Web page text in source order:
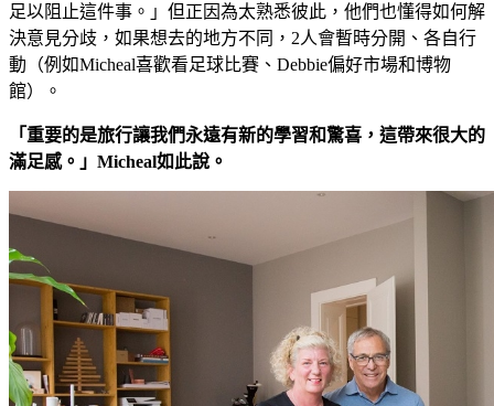
足以阻止這件事。」但正因為太熟悉彼此，他們也懂得如何解
決意見分歧，如果想去的地方不同，2人會暫時分開、各自行
動（例如Micheal喜歡看足球比賽、Debbie偏好市場和博物
館）。
「重要的是旅行讓我們永遠有新的學習和驚喜，這帶來很大的
滿足感。」 Micheal如此說。